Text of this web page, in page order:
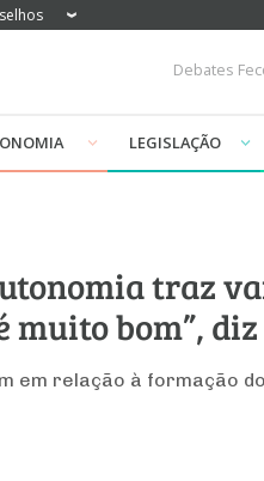
Debates
LEGISLAÇÃO
traz
muito bom”,
em relação à formação